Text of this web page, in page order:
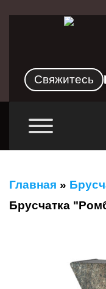
Свяжитесь
Главная »
Брусчатка